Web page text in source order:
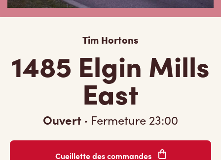
Tim Hortons
1485 Elgin Mills
East
Ouvert · Fermeture 23:00
Cueillette des commandes